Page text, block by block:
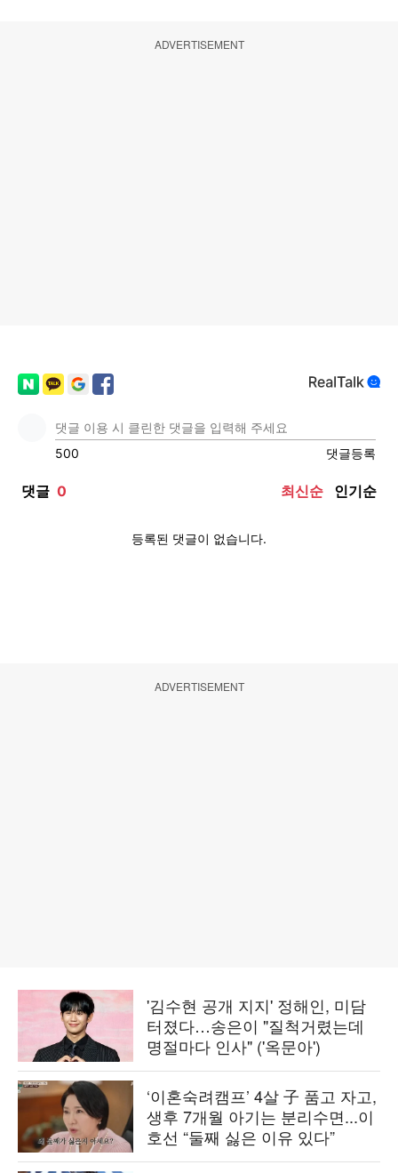
ADVERTISEMENT
ADVERTISEMENT
'김수현 공개 지지' 정해인, 미담
터졌다…송은이 "질척거렸는데
명절마다 인사" ('옥문아')
‘이혼숙려캠프’ 4살 子 품고 자고,
생후 7개월 아기는 분리수면...이
호선 “둘째 싫은 이유 있다”